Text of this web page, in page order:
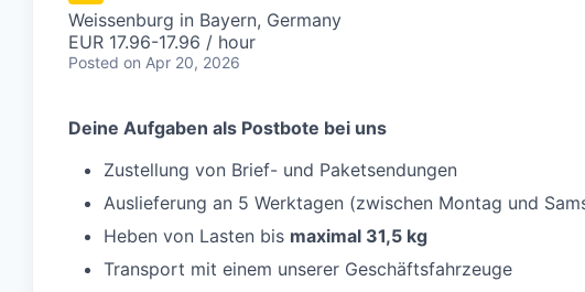
Weissenburg in Bayern, Germany
EUR 17.96-17.96 / hour
Posted on Apr 20, 2026
Deine Aufgaben als Postbote bei uns
Zustellung von Brief- und Paketsendungen
Auslieferung an 5 Werktagen (zwischen Montag und
Heben von Lasten bis maximal 31,5 kg
Transport mit einem unserer Geschäftsfahrzeuge